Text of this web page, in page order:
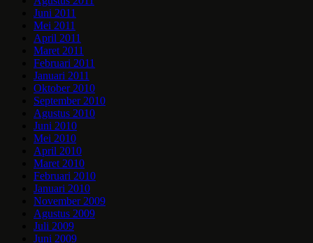
Juni 2011
Mei 2011
April 2011
Maret 2011
Februari 2011
Januari 2011
Oktober 2010
September 2010
Agustus 2010
Juni 2010
Mei 2010
April 2010
Maret 2010
Februari 2010
Januari 2010
November 2009
Agustus 2009
Juli 2009
Juni 2009